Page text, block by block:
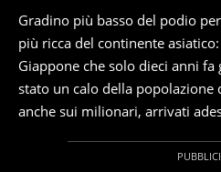
Gradino più basso del podio per
più ricca del continente
Giappone che solo dieci anni fa
stato un calo della popolazione
anche sui milionari, arrivati